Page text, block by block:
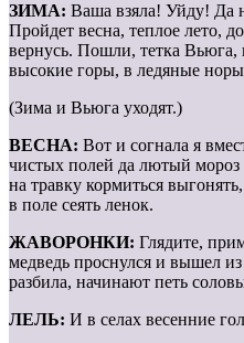
ЗИМА: Ваша взяла! Уйду! Да
Пройдет весна, теплое лето,
вернусь. Пошли, тетка Вьюга,
высокие горы, в ледяные
(Зима и Вьюга уходят.)
ВЕСНА: Вот и согнала я
чистых полей да лютый мороз
на травку кормиться
в поле сеять ленок.
ЖАВОРОНКИ: Глядите,
медведь проснулся и вышел
разбила, начинают петь
ЛЕЛЬ: И в селах весенние